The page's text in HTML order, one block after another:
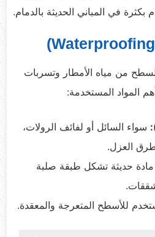
بكثرة في المباني الحديثة بالدمام.
من مياه الأمطار وتسربات
المواد المستخدمة:
سواء السائل أو لفائف الرولات،
العزل.
مادة حديثة تشكل طبقة صلبة
للأسطح المتعرجة والمعقدة.